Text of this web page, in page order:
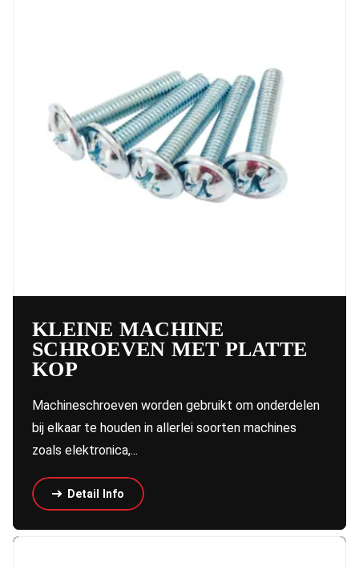
KLEINE MACHINE
SCHROEVEN MET PLATTE
KOP
Machineschroeven worden gebruikt om onderdelen
bij elkaar te houden in allerlei soorten machines
zoals elektronica,...
Detail Info